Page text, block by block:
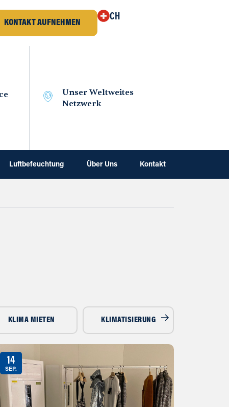
KONTAKT AUFNEHMEN
CH
Unser Weltweites
Netzwerk
Luftbefeuchtung Über Uns Kontakt
KLIMA MIETEN KLIMATISIERUNG
14
SEP.